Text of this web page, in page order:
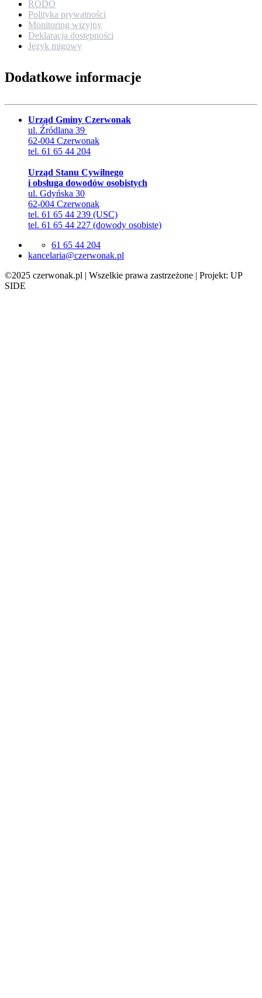
RODO
Polityka prywatności
Monitoring wizyjny
Deklaracja dostępności
Język migowy
Dodatkowe informacje
Urząd Gminy Czerwonak
ul. Źródlana 39
62-004 Czerwonak
tel. 61 65 44 204
Urząd Stanu Cywilnego
i obsługa dowodów osobistych
ul. Gdyńska 30
62-004 Czerwonak
tel. 61 65 44 239 (USC)
tel. 61 65 44 227 (dowody osobiste)
61 65 44 204
lp.kanowrezc@airalecnak
©2025 czerwonak.pl | Wszelkie prawa zastrzeżone | Projekt: UP
SIDE